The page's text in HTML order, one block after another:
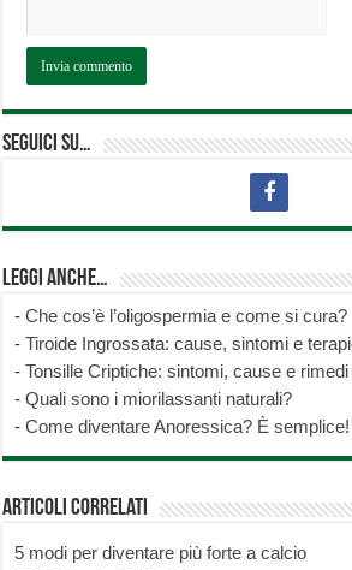
Seguici su…
Leggi anche…
-Che cos’è l’oligospermia e come si cura?
-Tiroide Ingrossata: cause, sintomi e
-Tonsille Criptiche: sintomi, cause e
-Quali sono i miorilassanti naturali?
-Come diventare Anoressica? È semplice!
Articoli correlati
5 modi per diventare più forte a calcio